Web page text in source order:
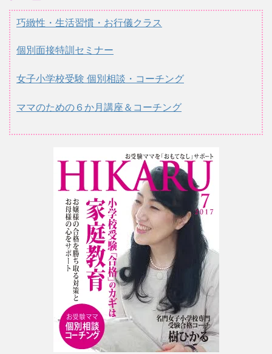
巧緻性・生活習慣・お行儀クラス
個別面接特訓セミナー
女子小学校受験 個別相談・コーチング
ママのための６か月講座＆コーチング